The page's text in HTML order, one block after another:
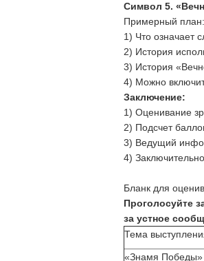
Символ 5.
Примерный план:
1) Что означает
2) История
3) История
4) Можно
Заключение:
1) Оценивание
2) Подсчет
3) Ведущий
4)
Бланк для
Проголосуйте
за устное
Тема
«Знамя Победы»